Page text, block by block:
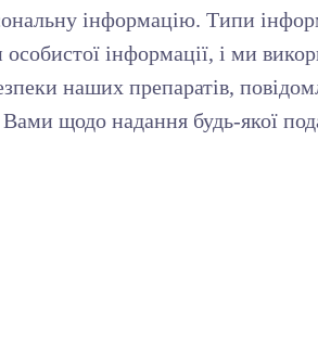
інформацію. Типи
інформації, і ми
наших препаратів,
Вами щодо надання будь-якої